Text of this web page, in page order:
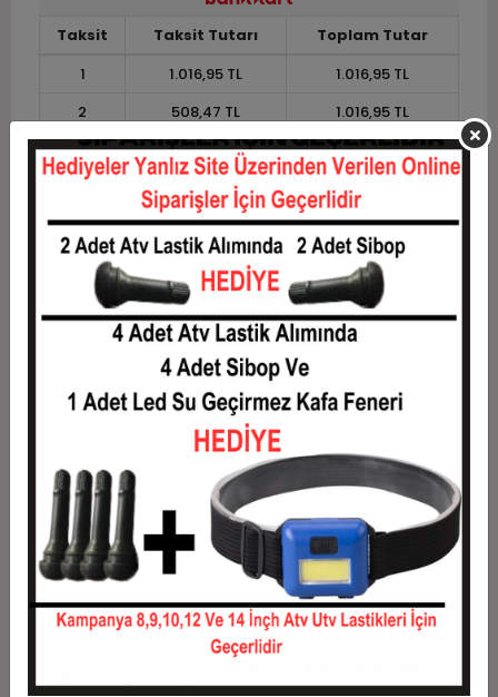
Taksit Taksit Tutarı
Toplam Tutar
1
1.016,95 TL
1.016,95 TL
2
508,47 TL
1.016,95 TL
3
362,71 TL
1.088,14 TL
4
277,12 TL
1.108,48 TL
5
225,76 TL
1.128,81 TL
1.149,15 TL
167,07 TL
1.169,49 TL
148,73 TL
1.189,83 TL
134,46 TL
10
123,05 TL
1.230,51 TL
112,79 TL
1.240,68 TL
12
105,08 TL 1.261,02 TL
Taksit Taksit Tutarı
Toplam Tutar
1.016,95 TL